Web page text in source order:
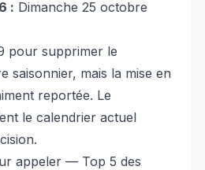
: Dimanche 25 octobre
pour supprimer le
saisonnier, mais la mise en
reportée. Le
le calendrier actuel
appeler — Top 5 des